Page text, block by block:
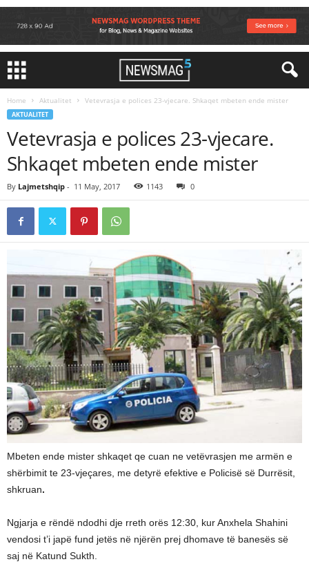
Home Aktualitet Vetevrasja e polices 23-vjecare. Shkaqet mbeten ende mister
AKTUALITET
Vetevrasja e polices 23-vjecare.
Shkaqet mbeten ende mister
By Lajmetshqip - 11 May, 2017 1143 0
Mbeten ende mister shkaqet qe cuan ne vetëvrasjen me armën e
shërbimit te 23-vjeçares, me detyrë efektive e Policisë së Durrësit,
shkruan.
Ngjarja e rëndë ndodhi dje rreth orës 12:30, kur Anxhela Shahini
vendosi t’i japë fund jetës në njërën prej dhomave të banesës së
saj në Katund Sukth.